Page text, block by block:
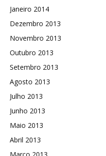
Janeiro 2014
Dezembro 2013
Novembro 2013
Outubro 2013
Setembro 2013
Agosto 2013
Julho 2013
Junho 2013
Maio 2013
Abril 2013